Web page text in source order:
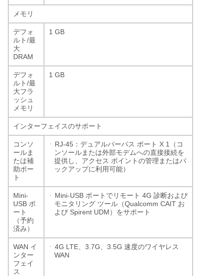
メモリ
デフォ
ルト /最
大
DRAM
1 GB
デフォ
ルト /最
大フラ
ッシュ
メモリ
1 GB
インターフェイスのサポート
コンソ
ールま
たは補
助ポー
ト
· RJ-45 ：デュアルパーパス ポート X 1
（コ
ンソールまたは外部モデムへの直接接続を
提供し、アクセス ポイントの管理またはバ
ックアップに利用可能）
Mini-
USB ポ
ート
（予約
済み）
· Mini-USB ポートでリモート 4G 診断および
モニタリング ツール（Qualcomm CAIT お
よび Spirent UDM ）をサポート
WAN イ
ンター
フェイ
ス
· 4G LTE 3.7G 3.5G 速度のワイヤレス
WAN